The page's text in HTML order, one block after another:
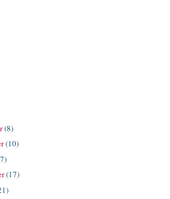
(8)
(10)
(17)